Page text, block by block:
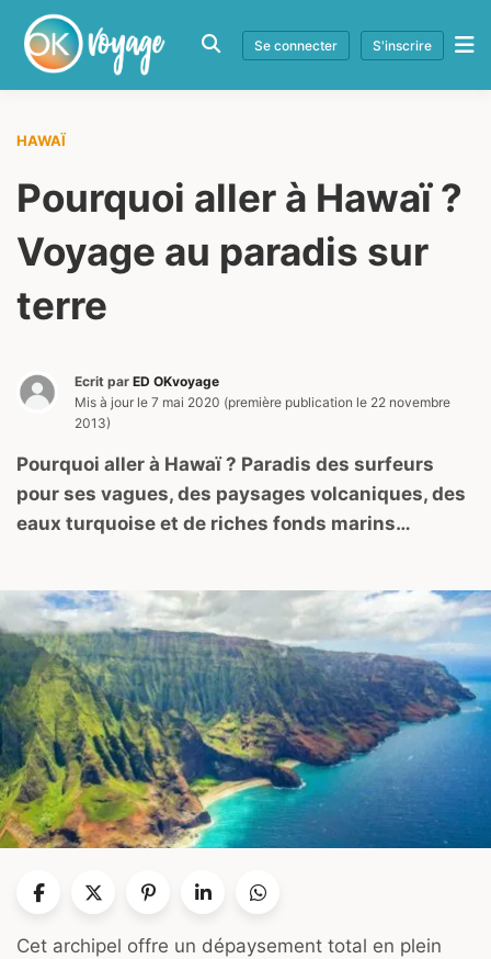
Se connecter S'inscrire
HAWAÏ
Pourquoi aller à Hawaï ?
Voyage au paradis sur
terre
Ecrit par ED OKvoyage
Mis à jour le 7 mai 2020 (première publication le 22 novembre
2013)
Pourquoi aller à Hawaï ? Paradis des surfeurs
pour ses vagues, des paysages volcaniques, des
eaux turquoise et de riches fonds marins…
Cet archipel offre un dépaysement total en plein